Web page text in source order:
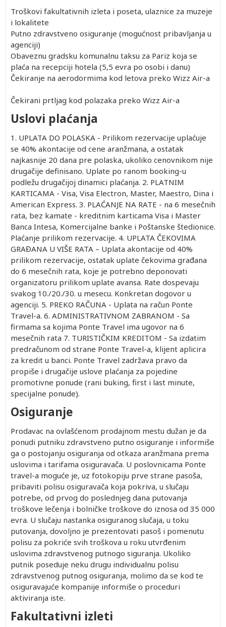
Troškovi fakultativnih izleta i poseta, ulaznice za muzeje
i lokalitete
Putno zdravstveno osiguranje (mogućnost pribavljanja u
agenciji)
Obaveznu gradsku komunalnu taksu za Pariz koja se
plaća na recepciji hotela (5,5 evra po osobi i danu)
Čekiranje na aerodormima kod letova preko Wizz Air-a
Čekirani prtljag kod polazaka preko Wizz Air-a
Uslovi plaćanja
1. UPLATA DO POLASKA - Prilikom rezervacije uplaćuje
se 40% akontacije od cene aranžmana, a ostatak
najkasnije 20 dana pre polaska, ukoliko cenovnikom nije
drugačije definisano. Uplate po ranom booking-u
podležu drugačijoj dinamici plaćanja. 2. PLATNIM
KARTICAMA - Visa, Visa Electron, Master, Maestro, Dina i
American Express. 3. PLAĆANJE NA RATE - na 6 mesečnih
rata, bez kamate - kreditnim karticama Visa i Master
Banca Intesa, Komercijalne banke i Poštanske štedionice.
Plaćanje prilikom rezervacije. 4. UPLATA ČEKOVIMA
GRAĐANA U VIŠE RATA – Uplata akontacije od 40%
prilikom rezervacije, ostatak uplate čekovima građana
do 6 mesečnih rata, koje je potrebno deponovati
organizatoru prilikom uplate avansa. Rate dospevaju
svakog 10./20./30. u mesecu. Konkretan dogovor u
agenciji. 5. PREKO RAČUNA - Uplata na račun Ponte
Travel-a. 6. ADMINISTRATIVNOM ZABRANOM - Sa
firmama sa kojima Ponte Travel ima ugovor na 6
mesečnih rata 7. TURISTIČKIM KREDITOM - Sa izdatim
predračunom od strane Ponte Travel-a, klijent aplicira
za kredit u banci. Ponte Travel zadržava pravo da
propiše i drugačije uslove plaćanja za pojedine
promotivne ponude (rani buking, first i last minute,
specijalne ponude).
Osiguranje
Prodavac na ovlašćenom prodajnom mestu dužan je da
ponudi putniku zdravstveno putno osiguranje i informiše
ga o postojanju osiguranja od otkaza aranžmana prema
uslovima i tarifama osiguravača. U poslovnicama Ponte
travel-a moguće je, uz fotokopiju prve strane pasoša,
pribaviti polisu osiguravača koja pokriva, u slučaju
potrebe, od prvog do poslednjeg dana putovanja
troškove lečenja i bolničke troškove do iznosa od 35 000
evra. U slučaju nastanka osiguranog slučaja, u toku
putovanja, dovoljno je prezentovati pasoš i pomenutu
polisu za pokriće svih troškova u roku utvrđenim
uslovima zdravstvenog putnogo siguranja. Ukoliko
putnik poseduje neku drugu individualnu polisu
zdravstvenog putnog osiguranja, molimo da se kod te
osiguravajuće kompanije informiše o proceduri
aktiviranja iste.
Fakultativni izleti